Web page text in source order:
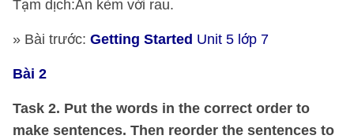
Tạm dịch:Ăn kèm với rau.
» Bài trước: Getting Started Unit 5 lớp 7
Bài 2
Task 2. Put the words in the correct order to
make sentences. Then reorder the sentences to